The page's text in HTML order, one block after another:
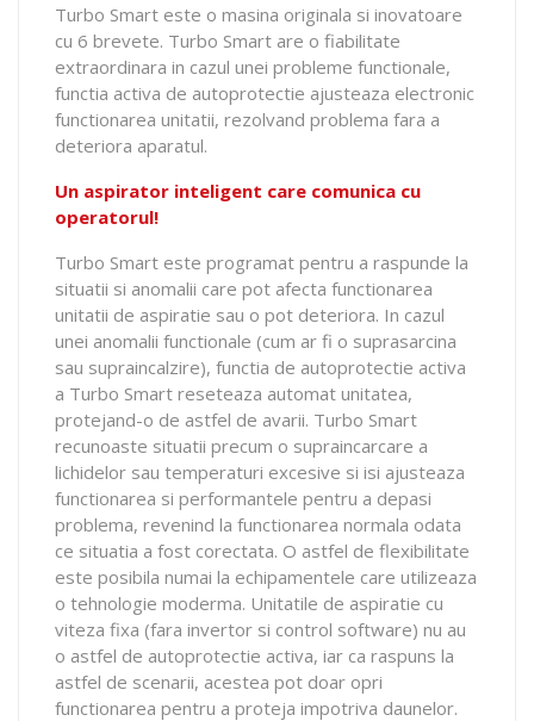
Turbo Smart este o masina originala si inovatoare
cu 6 brevete. Turbo Smart are o fiabilitate
extraordinara in cazul unei probleme functionale,
functia activa de autoprotectie ajusteaza electronic
functionarea unitatii, rezolvand problema fara a
deteriora aparatul.
Un aspirator inteligent care comunica cu
operatorul!
Turbo Smart este programat pentru a raspunde la
situatii si anomalii care pot afecta functionarea
unitatii de aspiratie sau o pot deteriora. In cazul
unei anomalii functionale (cum ar fi o suprasarcina
sau supraincalzire), functia de autoprotectie activa
a Turbo Smart reseteaza automat unitatea,
protejand-o de astfel de avarii. Turbo Smart
recunoaste situatii precum o supraincarcare a
lichidelor sau temperaturi excesive si isi ajusteaza
functionarea si performantele pentru a depasi
problema, revenind la functionarea normala odata
ce situatia a fost corectata. O astfel de flexibilitate
este posibila numai la echipamentele care utilizeaza
o tehnologie moderma. Unitatile de aspiratie cu
viteza fixa (fara invertor si control software) nu au
o astfel de autoprotectie activa, iar ca raspuns la
astfel de scenarii, acestea pot doar opri
functionarea pentru a proteja impotriva daunelor.